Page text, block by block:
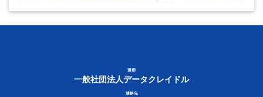
運用
一般社団法人データクレイドル
連絡先